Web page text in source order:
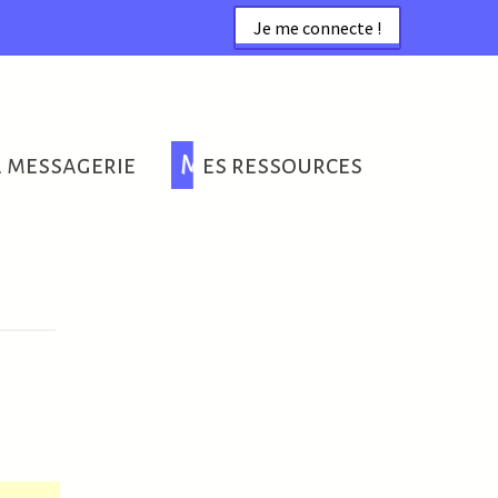
Je me connecte !
messagerie Mes ressources